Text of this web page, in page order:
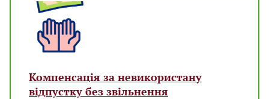
Компенсація за невикористану
відпустку без звільнення